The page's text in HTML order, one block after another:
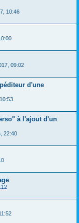
10:46
09:02
d'une
à l'ajout d'un
22:40